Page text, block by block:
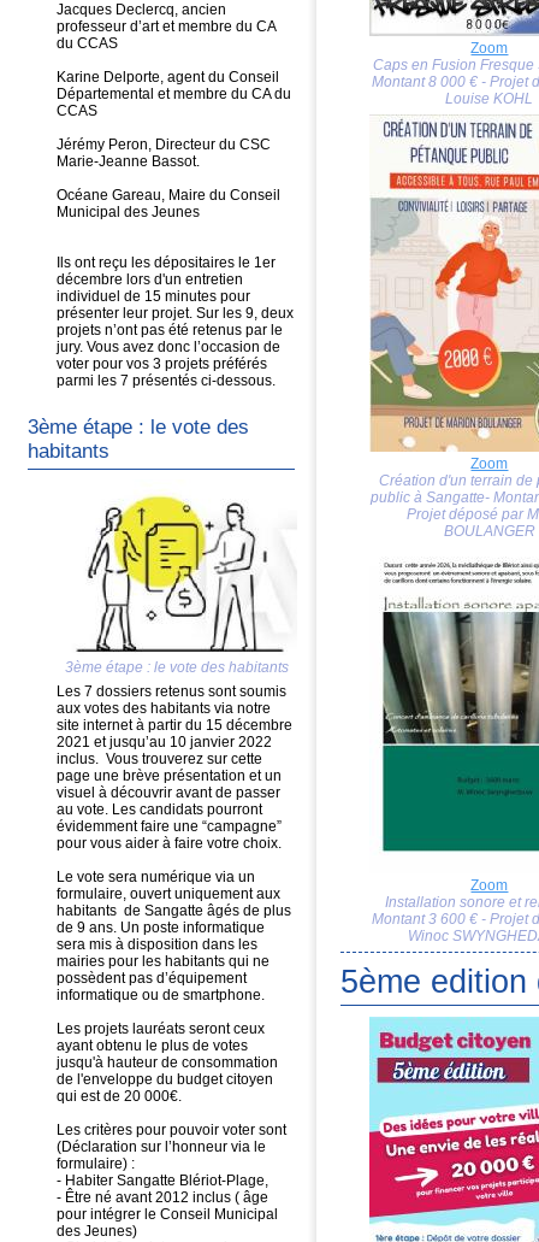
Zoom
Caps en Fusion Fresque
Montant 8 000 € - Projet
Louise KOHL
Zoom
Création d'un terrain de
public à Sangatte-
Projet déposé par
BOULANGER
Zoom
Installation sonore et
Montant 3 600 € - Projet
Winoc
5ème
Jacques Declercq, ancien
professeur d’art et membre du CA
du CCAS
Karine Delporte, agent du Conseil
Départemental et membre du CA du
CCAS
Jérémy Peron, Directeur du CSC
Marie-Jeanne Bassot.
Océane Gareau, Maire du Conseil
Municipal des Jeunes
Ils ont reçu les dépositaires le 1er
décembre lors d'un entretien
individuel de 15 minutes pour
présenter leur projet. Sur les 9, deux
projets n’ont pas été retenus par le
jury. Vous avez donc l’occasion de
voter pour vos 3 projets préférés
parmi les 7 présentés ci-dessous.
3ème étape : le vote des
habitants
3ème étape : le vote des habitants
Les 7 dossiers retenus sont soumis
aux votes des habitants via notre
site internet à partir du 15 décembre
2021 et jusqu’au 10 janvier 2022
inclus. Vous trouverez sur cette
page une brève présentation et un
visuel à découvrir avant de passer
au vote. Les candidats pourront
évidemment faire une “campagne”
pour vous aider à faire votre choix.
Le vote sera numérique via un
formulaire, ouvert uniquement aux
habitants de Sangatte âgés de plus
de 9 ans. Un poste informatique
sera mis à disposition dans les
mairies pour les habitants qui ne
possèdent pas d’équipement
informatique ou de smartphone.
Les projets lauréats seront ceux
ayant obtenu le plus de votes
jusqu'à hauteur de consommation
de l'enveloppe du budget citoyen
qui est de 20 000€.
Les critères pour pouvoir voter sont
(Déclaration sur l’honneur via le
formulaire) :
- Habiter Sangatte Blériot-Plage,
- Être né avant 2012 inclus ( âge
pour intégrer le Conseil Municipal
des Jeunes)